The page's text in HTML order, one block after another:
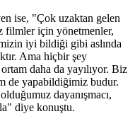
ise, "Çok uzaktan gelen
filmler için yönetmenler,
iyi bildiği gibi aslında
Ama hiçbir şey
daha da yayılıyor. Biz
de yapabildiğimiz budur.
dayanışmacı,
diye konuştu.